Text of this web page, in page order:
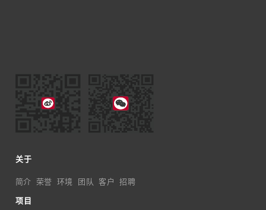
关于
简介 荣誉 环境 团队 客户 招聘
项目